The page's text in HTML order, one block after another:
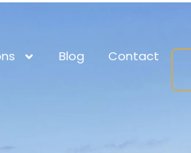
Blog Contact